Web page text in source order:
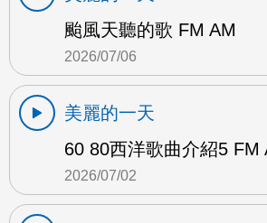
颱風天聽的歌 FM AM
2026/07/06
美麗的一天
60 80西洋歌曲介紹5 FM
2026/07/02